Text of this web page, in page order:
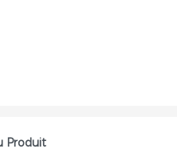
Produit